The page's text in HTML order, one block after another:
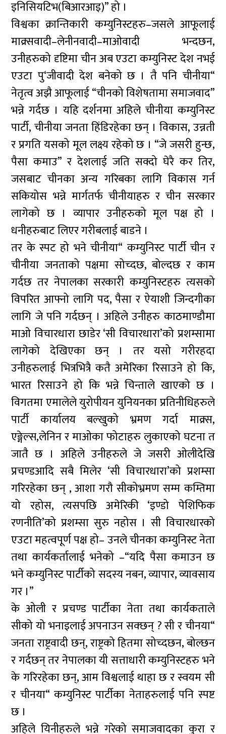
इनिसियटिभ(बिआरआइ)” हो ।
विश्वका क्रान्तिकारी कम्युनिस्टहरु–जसले आफूलाई
माक्र्सवादी–लेनीनवादी–माओवादी भन्दछन,
उनीहरुको दृष्टिमा चीन अब एउटा कम्युनिस्ट देश नभई
एउटा पु‘जीवादी देश बनेको छ । तै पनि चीनीया“
नेतृत्व अझै आफूलाई “चीनको विशेषतामा समाजवाद”
भन्ने गर्दछ । यहि दर्शनमा अहिले चीनीया कम्युनिस्ट
पार्टी, चीनीया जनता हिंडिरहेका छन् । विकास, उन्नती
र प्रगति यसको मूल लक्ष्य रहेको छ । “जे जसरी हुन्छ,
पैसा कमाउ” र देशलाई जति सक्दो घेरै कर तिर,
जसबाट चीनका अन्य गरिबका लागि विकास गर्न
सकियोस भन्ने मार्गतर्फ चीनीयाहरु र चीन सरकार
लागेको छ । व्यापार उनीहरुको मूल पक्ष हो ।
धनीहरुबाट लिएर गरीबलाई बाडने ।
तर के स्पट हो भने चीनीया“ कम्युनिस्ट पार्टी चीन र
चीनीया जनताको पक्षमा सोच्दछ, बोल्दछ र काम
गर्दछ तर नेपालका सरकारी कम्युनिस्टहरु त्यसको
विपरित आफ्नो लागि पद, पैसा र ऐयाशी जिन्दगीका
लागि जे पनि गर्दछन् । अहिले उनीहरु काठमाण्डौमा
माओ विचारधारा छाडेर ‘सी विचारधारा’को प्रशम्सामा
लागेको देखिएका छन् । तर यसो गरीरहदा
उनीहरुलाई भित्रभित्रै कतै अमेरिका रिसाउने हो कि,
भारत रिसाउने हो कि भन्ने चिन्ताले खाएको छ ।
विगतमा एमालेले युरोपीयन युनियनका प्रतिनीधिहरुले
पार्टी कार्यालय बल्खुको भ्रमण गर्दा माक्र्स,
एङ्गेल्स,लेनिन र माओका फोटाहरु लुकाएको घटना त
जातै छ । अहिले उनीहरुले जे जसरी ओलीदेखि
प्रचण्डआदि सबै मिलेर ‘सी विचारधारा’को प्रशम्सा
गरिरहेका छन् , आशा गरौ सीकोभ्रमण सम्म कम्तिमा
यो रहोस, त्यसपछि अमेरिकी ‘इण्डो पेशिफिक
रणनीति’को प्रशम्सा सुरु नहोस । सी विचारधारको
एउटा महत्वपूर्ण पक्ष हो– उनले चीनका कम्युनिस्ट नेता
तथा कार्यकर्तालाई भनेको –“यदि पैसा कमाउन छ
भने कम्युनिस्ट पार्टीको सदस्य नबन, व्यापार, व्यावसाय
गर ।”
के ओली र प्रचण्ड पार्टीका नेता तथा कार्यकताले
सीको यो भनाइलाई अपनाउन सक्छन् ? सी र चीनया“
जनता राष्ट्रवादी छन्, राष्ट्रको हितमा सोच्दछन, बोल्छन
र गर्दछन् तर नेपालका यी सत्ताधारी कम्युनिस्टहरु भने
के गरिरहेका छन्, आम विश्वलाई थाहा छ र स्वयम सी
र चीनया“ कम्युनिस्ट पार्टीका नेताहरुलाई पनि स्पष्ट
छ ।
अहिले यिनीहरुले भन्ने गरेको समाजवादका कुरा र